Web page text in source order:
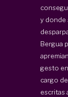
y donde
Bergua
gesto
cargo
escritas